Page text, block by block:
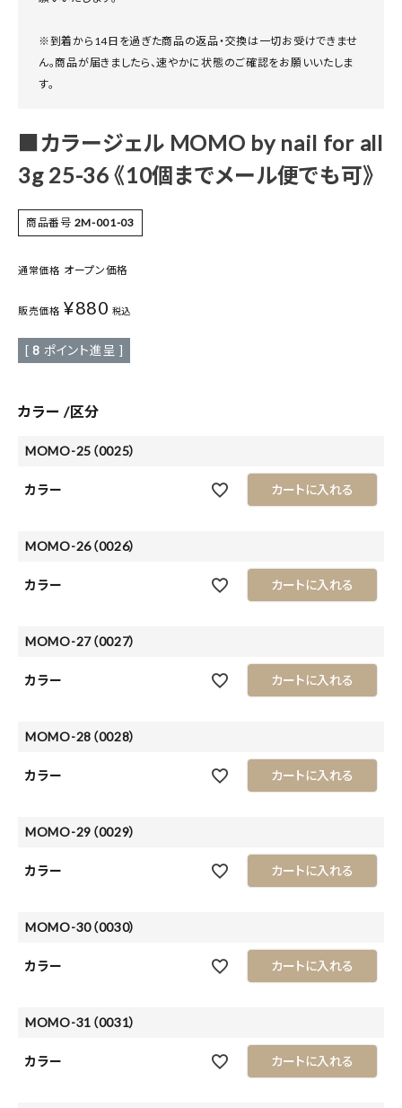
※到着から14日を過ぎた商品の返品・交換は一切お受けできませ
ん。商品が届きましたら、速やかに状態のご確認をお願いいたしま
す。
■カラージェル MOMO by nail for all
3g 25-36 《10個までメール便でも可》
商品番号 2M-001-03
通常価格 オープン価格
販売価格 ¥880 税込
[ 8 ポイント進呈 ]
カラー 区分
MOMO-25（0025）
カラー カートに入れる
MOMO-26（0026）
カラー カートに入れる
MOMO-27（0027）
カラー カートに入れる
MOMO-28（0028）
カラー カートに入れる
MOMO-29（0029）
カラー カートに入れる
MOMO-30（0030）
カラー カートに入れる
MOMO-31（0031）
カラー カートに入れる